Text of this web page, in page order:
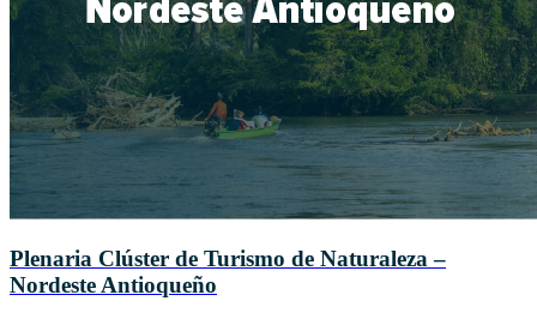
Plenaria Clúster de Turismo de Naturaleza –
Nordeste Antioqueño